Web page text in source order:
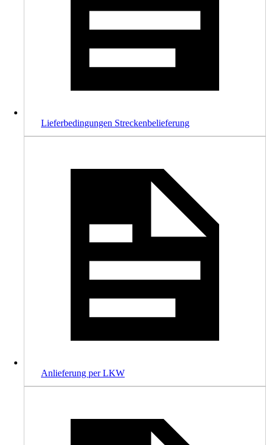
Lieferbedingungen Streckenbelieferung
Anlieferung per LKW